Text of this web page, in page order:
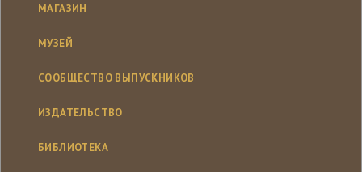
МАГАЗИН
МУЗЕЙ
СООБЩЕСТВО ВЫПУСКНИКОВ
ИЗДАТЕЛЬСТВО
БИБЛИОТЕКА